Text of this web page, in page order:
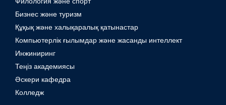
Бизнес және туризм
Құқық және халықаралық қатынастар
Компьютерлік ғылымдар және жасанды интеллект
Инжиниринг
Теңіз академиясы
Әскери кафедра
Колледж